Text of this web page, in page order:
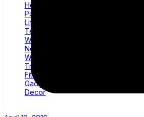
Home
Politics
Lifestyle
Technology
Wellness
News
World
Trending
Fitness
Gadgets
Decor